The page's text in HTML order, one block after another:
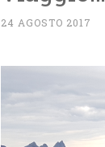
24 AGOSTO 2017